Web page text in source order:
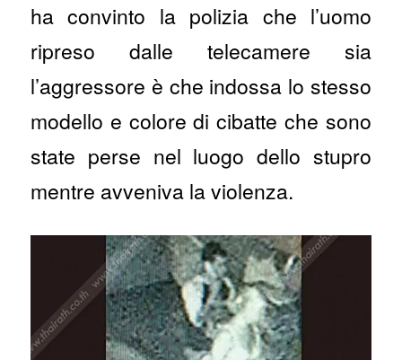
ha convinto la polizia che l’uomo
ripreso dalle telecamere sia
l’aggressore è che indossa lo stesso
modello e colore di cibatte che sono
state perse nel luogo dello stupro
mentre avveniva la violenza.